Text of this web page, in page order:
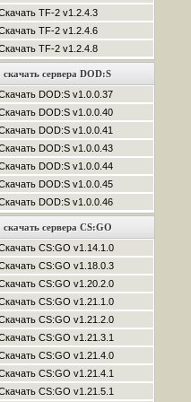
TF-2 v1.2.4.3
TF-2 v1.2.4.6
TF-2 v1.2.4.8
скачать сервера DOD:S
DOD:S v1.0.0.37
DOD:S v1.0.0.40
DOD:S v1.0.0.41
DOD:S v1.0.0.43
DOD:S v1.0.0.44
DOD:S v1.0.0.45
DOD:S v1.0.0.46
скачать сервера CS:GO
CS:GO v1.14.1.0
CS:GO v1.18.0.3
CS:GO v1.20.2.0
CS:GO v1.21.1.0
CS:GO v1.21.2.0
CS:GO v1.21.3.1
CS:GO v1.21.4.0
CS:GO v1.21.4.1
CS:GO v1.21.5.1